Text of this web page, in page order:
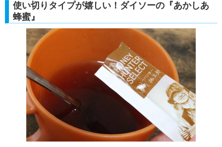
使い切りタイプが嬉しい！ダイソーの『あかしあ
蜂蜜』